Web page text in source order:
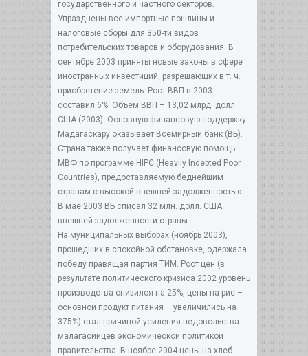
государственного и частного секторов.
Упразднены все импортные пошлины и
налоговые сборы для 350-ти видов
потребительских товаров и оборудования. В
сентябре 2003 приняты новые законы в сфере
иностранных инвестиций, разрешающих в т. ч.
приобретение земель. Рост ВВП в 2003
составил 6%. Объем ВВП – 13,02 млрд. долл.
США (2003). Основную финансовую поддержку
Мадагаскару оказывает Всемирный банк (ВБ).
Страна также получает финансовую помощь
МВФ по программе HIPC (Heavily Indebted Poor
Countries), предоставляемую беднейшим
странам с высокой внешней задолженностью.
В мае 2003 ВБ списал 32 млн. долл. США
внешней задолженности страны.
На муниципальных выборах (ноябрь 2003),
прошедших в спокойной обстановке, одержала
победу правящая партия ТИМ. Рост цен (в
результате политического кризиса 2002 уровень
производства снизился на 25%, цены на рис –
основной продукт питания – увеличились на
375%) стал причиной усиления недовольства
малагасийцев экономической политикой
правительства. В ноябре 2004 цены на хлеб